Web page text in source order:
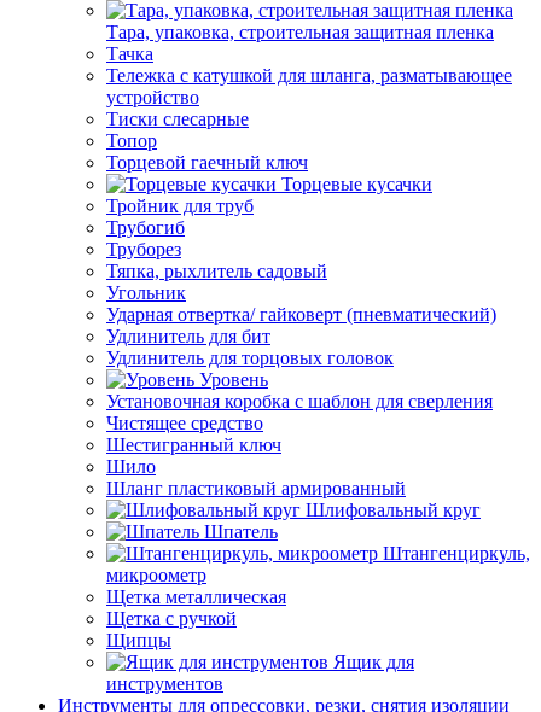
Тара, упаковка, строительная защитная пленка
Тачка
Тележка с катушкой для шланга, разматывающее
устройство
Тиски слесарные
Топор
Торцевой гаечный ключ
Торцевые кусачки
Тройник для труб
Трубогиб
Труборез
Тяпка, рыхлитель садовый
Угольник
Ударная отвертка/ гайковерт (пневматический)
Удлинитель для бит
Удлинитель для торцовых головок
Уровень
Установочная коробка с шаблон для сверления
Чистящее средство
Шестигранный ключ
Шило
Шланг пластиковый армированный
Шлифовальный круг
Шпатель
Штангенциркуль,
микроометр
Щетка металлическая
Щетка с ручкой
Щипцы
Ящик для
инструментов
Инструменты для опрессовки, резки, снятия изоляции